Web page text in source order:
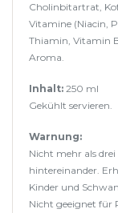
Cholinbitartrat,
Vitamine (Niacin,
Thiamin, Vitamin
Aroma.
Inhalt: 250 ml
Gekühlt servieren.
Warnung:
Nicht mehr als
hintereinander.
Kinder und
Nicht geeignet für